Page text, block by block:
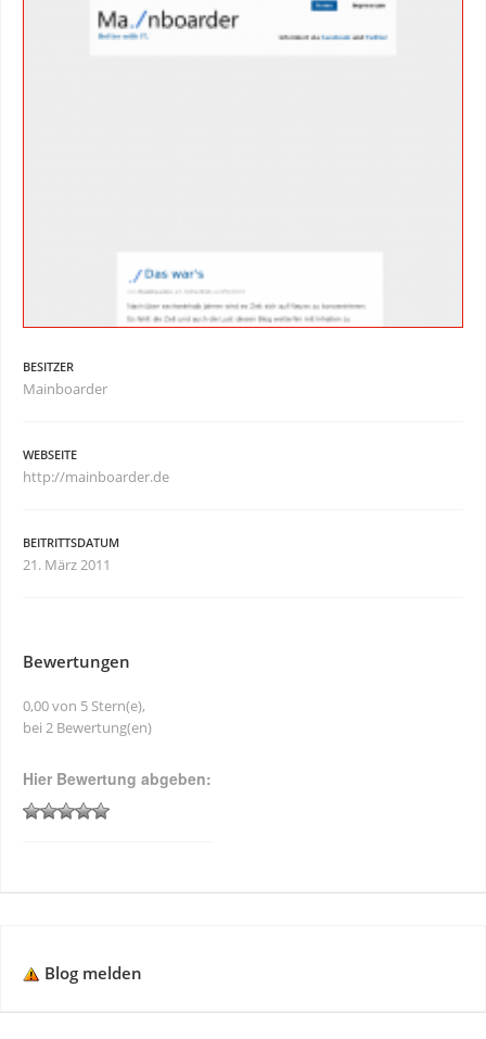
BESITZER
Mainboarder
WEBSEITE
http://mainboarder.de
BEITRITTSDATUM
21. März 2011
Bewertungen
0,00 von 5 Stern(e),
bei 2 Bewertung(en)
Hier Bewertung abgeben:
Blog melden